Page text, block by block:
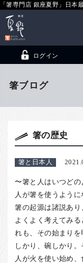
「箸専門店 銀座夏野」日本
子供和食器（贈答用・
ご利用ガイド
法人・飲食店のお客様
お客様の声
店舗紹介
ログイン
箸ブログ
箸の歴史
箸と日本人
〜箸と人はいつど
人が箸を使うように
箸の起源は諸説あり
よくよく考えてみ
れも、その始まり
しかり、碗しかり
人が火を使い始め